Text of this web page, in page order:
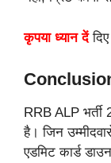
कृपया ध्यान दें
RRB ALP
है। जिन
एडमिट कार्ड